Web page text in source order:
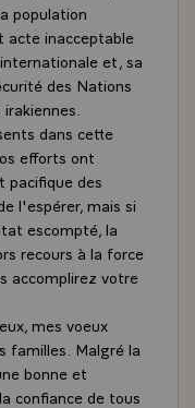
population
acte inacceptable
et, sa
des Nations
dans cette
efforts ont
pacifique des
l'espérer, mais si
escompté, la
recours à la force
accomplirez votre
mes voeux
familles. Malgré la
bonne et
confiance de tous